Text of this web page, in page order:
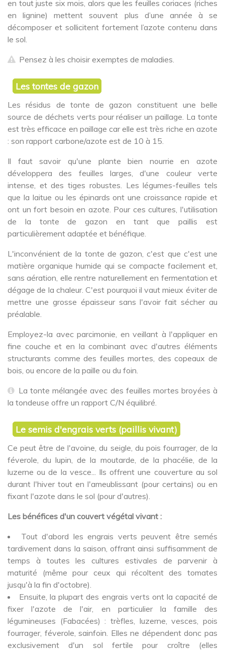
en tout juste six mois, alors que les feuilles coriaces (riches
en lignine) mettent souvent plus d’une année à se
décomposer et sollicitent fortement l’azote contenu dans
le sol.
Pensez à les choisir exemptes de maladies.
Les tontes de gazon
Les résidus de tonte de gazon constituent une belle
source de déchets verts pour réaliser un paillage. La tonte
est très efficace en paillage car elle est très riche en azote
: son rapport carbone/azote est de 10 à 15.
Il faut savoir qu'une plante bien nourrie en azote
développera des feuilles larges, d'une couleur verte
intense, et des tiges robustes. Les légumes-feuilles tels
que la laitue ou les épinards ont une croissance rapide et
ont un fort besoin en azote. Pour ces cultures, l'utilisation
de la tonte de gazon en tant que paillis est
particulièrement adaptée et bénéfique.
L'inconvénient de la tonte de gazon, c'est que c'est une
matière organique humide qui se compacte facilement et,
sans aération, elle rentre naturellement en fermentation et
dégage de la chaleur. C'est pourquoi il vaut mieux éviter de
mettre une grosse épaisseur sans l'avoir fait sécher au
préalable.
Employez-la avec parcimonie, en veillant à l'appliquer en
fine couche et en la combinant avec d'autres éléments
structurants comme des feuilles mortes, des copeaux de
bois, ou encore de la paille ou du foin.
La tonte mélangée avec des feuilles mortes broyées à
la tondeuse offre un rapport C/N équilibré.
Le semis d'engrais verts (paillis vivant)
Ce peut être de l'avoine, du seigle, du pois fourrager, de la
féverole, du lupin, de la moutarde, de la phacélie, de la
luzerne ou de la vesce... Ils offrent une couverture au sol
durant l'hiver tout en l'ameublissant (pour certains) ou en
fixant l'azote dans le sol (pour d'autres).
Les bénéfices d'un couvert végétal vivant :
Tout d'abord les engrais verts peuvent être semés
tardivement dans la saison, offrant ainsi suffisamment de
temps à toutes les cultures estivales de parvenir à
maturité (même pour ceux qui récoltent des tomates
jusqu'à la fin d'octobre).
Ensuite, la plupart des engrais verts ont la capacité de
fixer l'azote de l'air, en particulier la famille des
légumineuses (Fabacées) : trèfles, luzerne, vesces, pois
fourrager, féverole, sainfoin. Elles ne dépendent donc pas
exclusivement d'un sol fertile pour croître (elles